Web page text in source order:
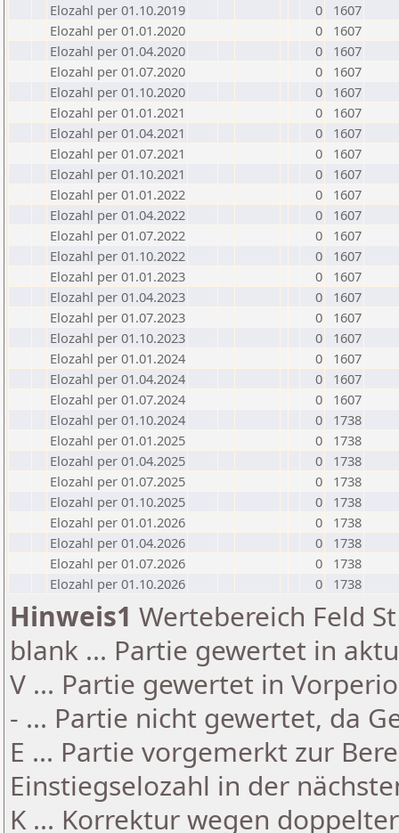
Elozahl per 01.10.2019
0
1607
Elozahl per 01.01.2020
0
1607
Elozahl per 01.04.2020
0
1607
Elozahl per 01.07.2020
0
1607
Elozahl per 01.10.2020
0
1607
Elozahl per 01.01.2021
0
1607
Elozahl per 01.04.2021
0
1607
Elozahl per 01.07.2021
0
1607
Elozahl per 01.10.2021
0
1607
Elozahl per 01.01.2022
0
1607
Elozahl per 01.04.2022
0
1607
Elozahl per 01.07.2022
0
1607
Elozahl per 01.10.2022
0
1607
Elozahl per 01.01.2023
0
1607
Elozahl per 01.04.2023
0
1607
Elozahl per 01.07.2023
0
1607
Elozahl per 01.10.2023
0
1607
Elozahl per 01.01.2024
0
1607
Elozahl per 01.04.2024
0
1607
Elozahl per 01.07.2024
0
1607
Elozahl per 01.10.2024
0
1738
Elozahl per 01.01.2025
0
1738
Elozahl per 01.04.2025
0
1738
Elozahl per 01.07.2025
0
1738
Elozahl per 01.10.2025
0
1738
Elozahl per 01.01.2026
0
1738
Elozahl per 01.04.2026
0
1738
Elozahl per 01.07.2026
0
1738
Elozahl per 01.10.2026
0 1738
Hinweis1 Wertebereich Feld
blank ... Partie gewertet in
V ... Partie gewertet in
- ... Partie nicht gewertet, da
E ... Partie vorgemerkt zur
Einstiegselozahl in der
K ... Korrektur wegen